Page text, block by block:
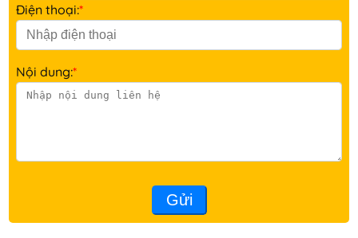
Điện thoại:*
Nội dung:*
Gửi